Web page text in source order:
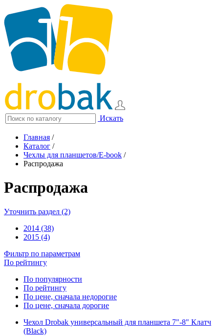
Искать
Главная /
Каталог /
Чехлы для планшетов/E-book /
Распродажа
Распродажа
Уточнить раздел (2)
2014 (38)
2015 (4)
Фильтр по параметрам
По рейтингу
По популярности
По рейтингу
По цене, сначала недорогие
По цене, сначала дорогие
Чехол Drobak универсальный для планшета 7"-8" Клатч
(Black)